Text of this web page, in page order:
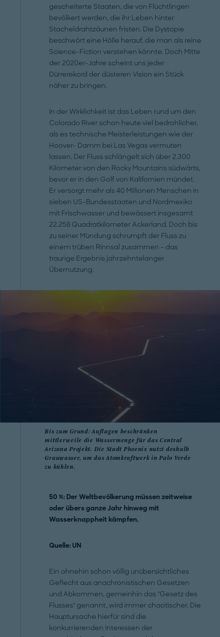
gescheiterte Staaten, die von Flüchtlingen
bevölkert werden, die ihr Leben hinter
Stacheldrahtzäunen fristen. Die Dystopie
beschwört eine Hölle herauf, die man als reine
Science-Fiction verstehen könnte. Doch Mitte
der 2020er-Jahre scheint uns jeder
Dürrerekord der düsteren Vision ein Stück
näher zu bringen.
In der Wirklichkeit ist das Leben rund um den
Colorado River schon heute viel bedrohlicher,
als es technische Meisterleistungen wie der
Hoover- Damm bei Las Vegas vermuten
lassen. Der Fluss schlängelt sich über 2.300
Kilometer von den Rocky Mountains südwärts,
bevor er in den Golf von Kalifornien mündet.
Er versorgt mehr als 40 Millionen Menschen in
sieben US-Bundesstaaten und Nordmexiko
mit Frischwasser und bewässert insgesamt
22.258 Quadratkilometer Ackerland. Doch bis
zu seiner Mündung schrumpft der Fluss zu
einem trüben Rinnsal zusammen – das
traurige Ergebnis jahrzehntelanger
Übernutzung.
Bis zum Grund: Auflagen beschränken
mittlerweile die Wassermenge für das Central
Arizona Projekt. Die Stadt Phoenix nutzt deshalb
Grauwasser, um das Atomkraftwerk in Palo Verde
zu kühlen.
50 %: Der Weltbevölkerung müssen zeitweise
oder übers ganze Jahr hinweg mit
Wasserknappheit kämpfen.
Quelle: UN
Ein ohnehin schon völlig unübersichtliches
Geflecht aus anachronistischen Gesetzen
und Abkommen, gemeinhin das "Gesetz des
Flusses" genannt, wird immer chaotischer. Die
Hauptursache hierfür sind die
konkurrierenden Interessen der